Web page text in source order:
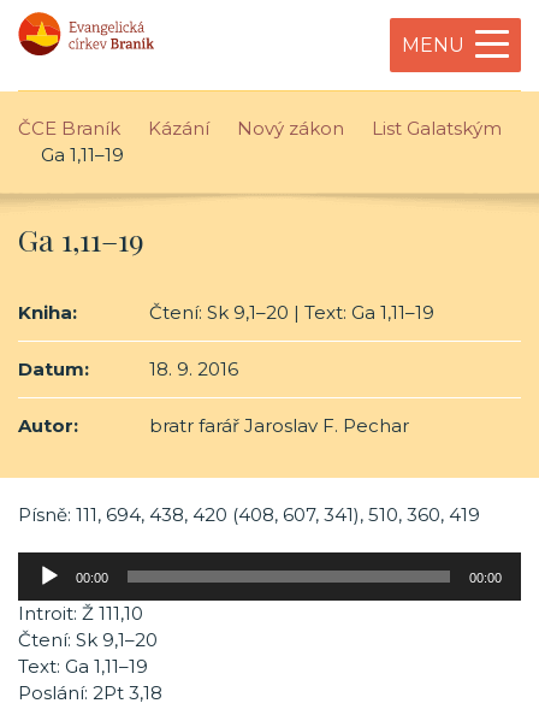
MENU
ČCE Braník Kázání Nový zákon
List Galatským
Ga 1,11–19
Ga 1,11–19
Kniha: Čtení: Sk 9,1–20 | Text: Ga 1,11–19
Datum: 18. 9. 2016
Autor: bratr farář Jaroslav F. Pechar
Písně: 111, 694, 438, 420 (408, 607, 341), 510, 360, 419
Audio
00:00 00:00
Introit: Ž 111,10
Čtení: Sk 9,1–20
Text: Ga 1,11–19
Poslání: 2Pt 3,18